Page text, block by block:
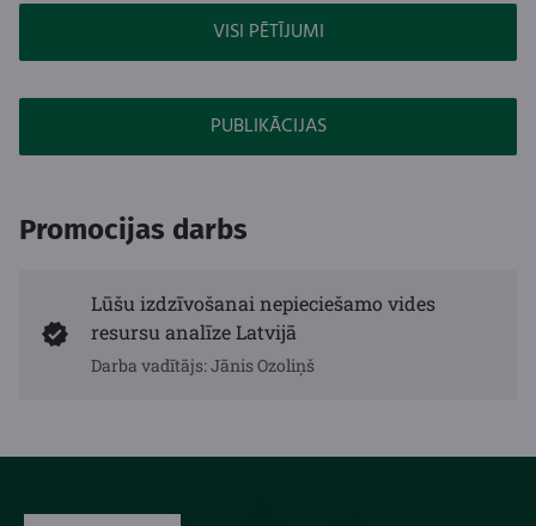
VISI PĒTĪJUMI
PUBLIKĀCIJAS
Promocijas darbs
Lūšu izdzīvošanai nepieciešamo vides
resursu analīze Latvijā
Darba vadītājs: Jānis Ozoliņš